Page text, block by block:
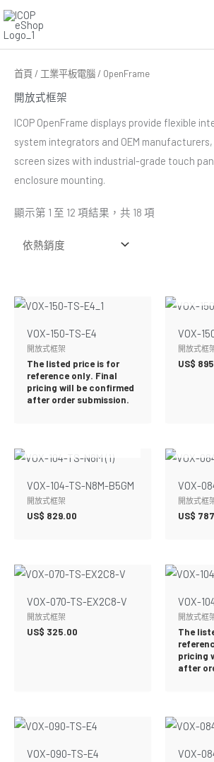
跳
主
首頁 / 工業平板電腦 / OpenFrame
開放式框架
ICOP OpenFrame displays provide flexible
system integrators and OEM
screen sizes with industrial-grade touch
enclosure mounting.
顯示第 1 至 12 項結果，共 18 項
序
VOX-150-TS-E4
開放式框架
The listed price is for
reference only. Final
pricing will be confirmed
after order submission.
VOX-
開放式框
US$
VOX-104-TS-N8M-B5GM
開放式框架
US$ 829.00
VOX-
開放式框
US$
VOX-070-TS-EX2C8-V
開放式框架
US$ 325.00
VOX-
開放式框
The
pricing
after
VOX-090-TS-E4 VOX-